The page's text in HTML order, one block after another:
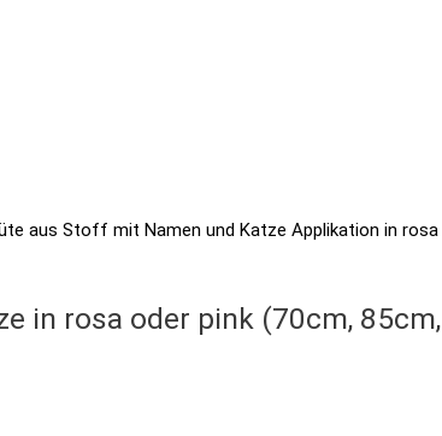
in rosa oder pink (70cm,